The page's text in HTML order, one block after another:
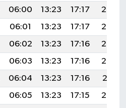
06:00 13:23 17:17
20:36
06:01 13:23 17:17
20:35
06:02 13:23 17:16
20:34
06:03 13:23 17:16
20:33
06:04 13:23 17:16
20:31
06:05 13:23 17:15
20:30